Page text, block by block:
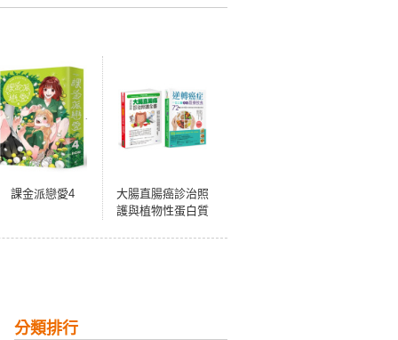
課金派戀愛4
大腸直腸癌診治照
護與植物性蛋白質
分類排行